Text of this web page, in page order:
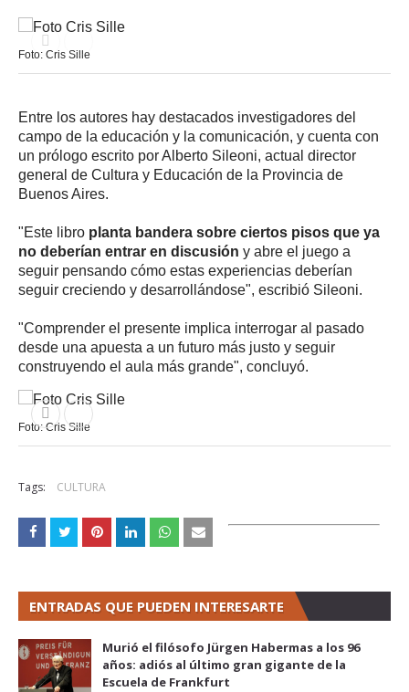
Foto: Cris Sille
Entre los autores hay destacados investigadores del
campo de la educación y la comunicación, y cuenta con
un prólogo escrito por Alberto Sileoni, actual director
general de Cultura y Educación de la Provincia de
Buenos Aires.
"Este libro planta bandera sobre ciertos pisos que ya
no deberían entrar en discusión y abre el juego a
seguir pensando cómo estas experiencias deberían
seguir creciendo y desarrollándose", escribió Sileoni.
"Comprender el presente implica interrogar al pasado
desde una apuesta a un futuro más justo y seguir
construyendo el aula más grande", concluyó.
Foto: Cris Sille
Tags: CULTURA
ENTRADAS QUE PUEDEN INTERESARTE
Murió el filósofo Jürgen Habermas a los 96
años: adiós al último gran gigante de la
Escuela de Frankfurt